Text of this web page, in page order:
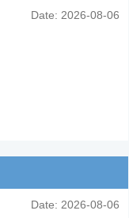
Date: 2026-08-06
Date: 2026-08-06